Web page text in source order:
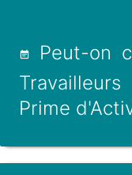
Peut-on
Prime